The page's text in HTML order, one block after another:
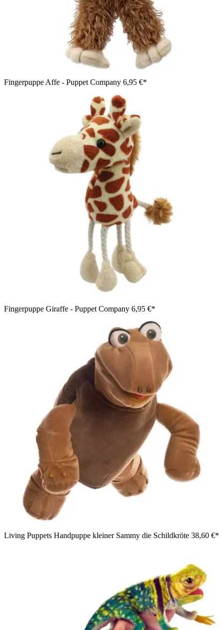
Fingerpuppe Affe - Puppet Company 6,95 €*
Fingerpuppe Giraffe - Puppet Company 6,95 €*
Living Puppets Handpuppe kleiner Sammy die Schildkröte 38,60 €*